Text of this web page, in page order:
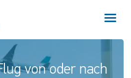
von oder nach